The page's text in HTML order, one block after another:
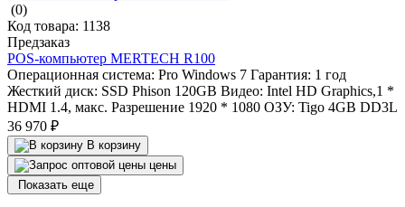
(0)
Код товара: 1138
Предзаказ
POS-компьютер MERTECH R100
Операционная система: Pro Windows 7 Гарантия: 1 год
Жесткий диск: SSD Phison 120GB Видео: Intel HD Graphics,1 *
HDMI 1.4, макс. Разрешение 1920 * 1080 ОЗУ: Tigo 4GB DD3L
36 970 ₽
В корзину
цены
Показать еще